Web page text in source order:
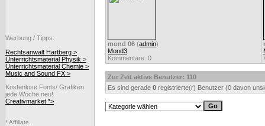
Werbung / Tipps:
Rechtsanwalt Hartberg >
Unterrichtsmaterial Physik >
Unterrichtsmaterial Chemie >
Music and Sound FX >
Kostenlose Fonts/ Grafiken
jede Woche neu!
Creativmarket *>
* Affiliate.
mond 06 (admin)
Mond3
Kommentare: 0
Zur Zeit aktive Benutzer: 110
Es sind gerade 0 registrierte(r) Benutzer (0 davon